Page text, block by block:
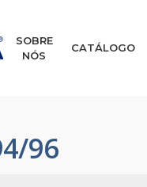
SOBRE
NÓS
CATÁLOGO
96